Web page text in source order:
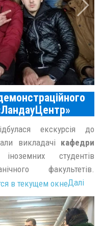
екскурсія до
викладачі кафедри
студентів
факультетів.
Далі